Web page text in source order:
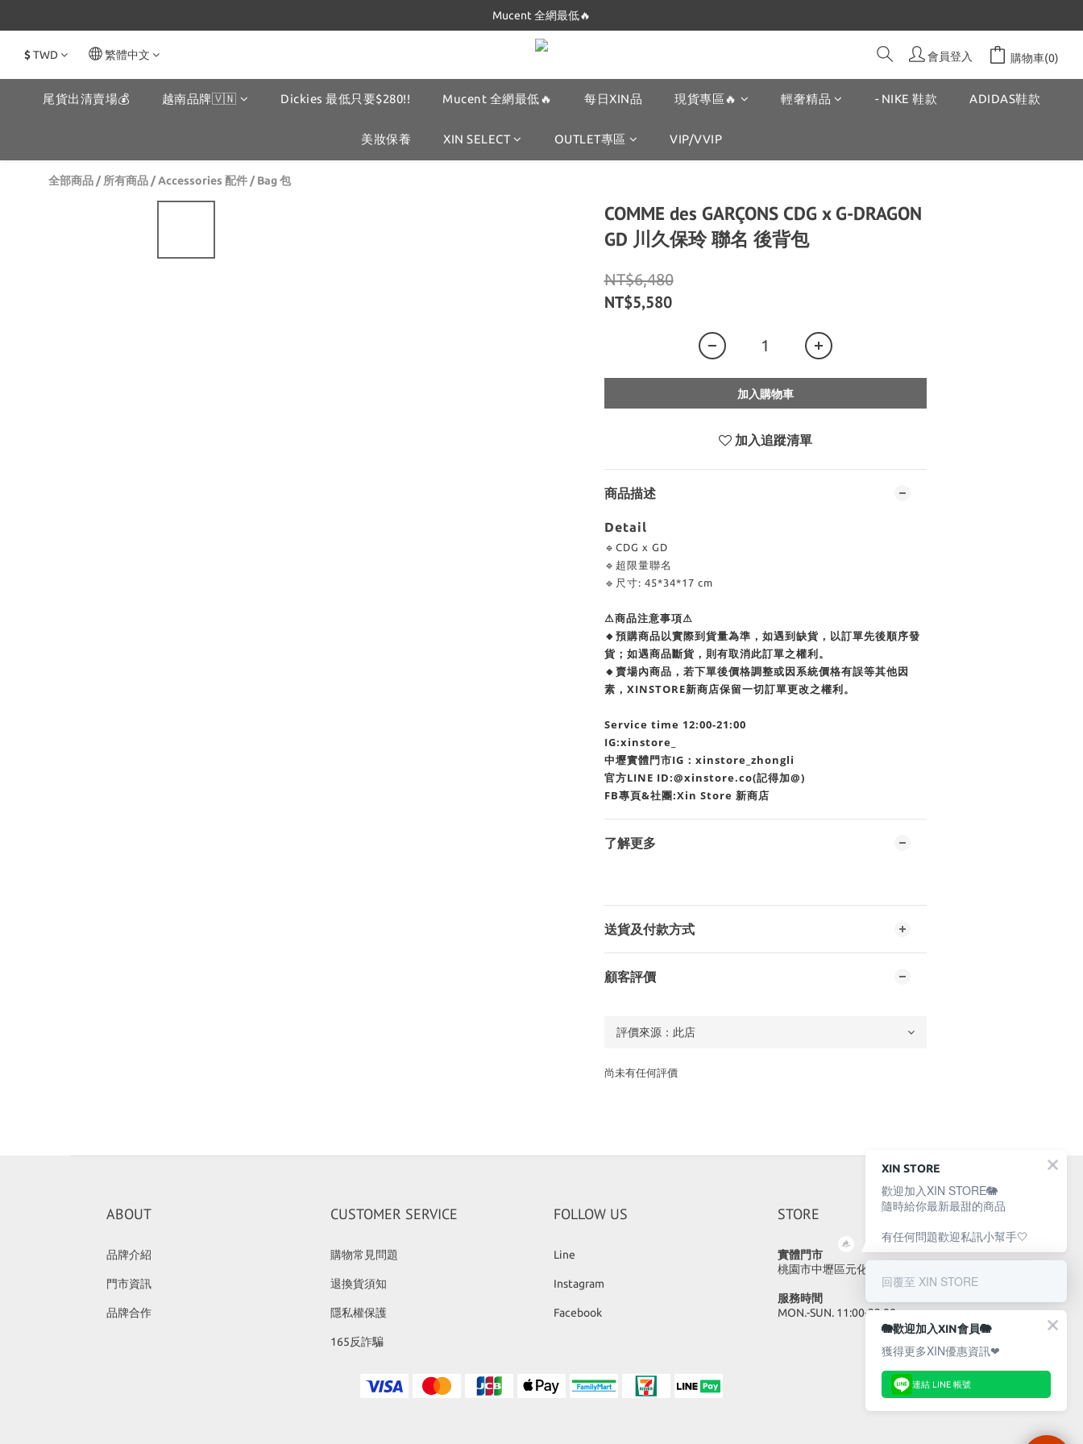
Dickies 最低$280起🔥
Mucent 全網最低🔥
Dickies 最低$280起🔥
$TWD 繁體中文 會員登入 購物車(0)
尾貨出清賣場💰 越南品牌🇻🇳 Dickies 最低只要$280!! Mucent 全網最低🔥 每日XIN品 現貨專區🔥 輕奢精品 - NIKE 鞋款 ADIDAS鞋款
美妝保養 XIN SELECT OUTLET專區 VIP/VVIP
全部商品 /所有商品 /Accessories 配件 /Bag 包
COMME des GARÇONS CDG x G-DRAGON
GD 川久保玲 聯名 後背包
NT$6,480
NT$5,580
加入購物車
加入追蹤清單
商品描述
Detail
🔹CDG x GD
🔹超限量聯名
🔹尺寸: 45*34*17 cm
⚠商品注意事項⚠
🔸預購商品以實際到貨量為準，如遇到缺貨，以訂單先後順序發
貨；如遇商品斷貨，則有取消此訂單之權利。
🔸賣場內商品，若下單後價格調整或因系統價格有誤等其他因
素，XINSTORE新商店保留一切訂單更改之權利。
Service time 12:00-21:00
IG:xinstore_
中壢實體門市IG：xinstore_zhongli
官方LINE ID:@xinstore.co(記得加@)
FB專頁&社團:Xin Store 新商店
了解更多
送貨及付款方式
顧客評價
尚未有任何評價
ABOUT
品牌介紹
門市資訊
品牌合作
CUSTOMER SERVICE
購物常見問題
退換貨須知
隱私權保護
165反詐騙
FOLLOW US
Line
Instagram
Facebook
STORE
實體門市
桃園市中壢區元化路23號
服務時間
MON.-SUN. 11:00-22:00
XIN STORE
歡迎加入XIN STORE🐘
隨時給你最新最甜的商品
有任何問題歡迎私訊小幫手🤍
回覆至 XIN STORE
🐘歡迎加入XIN會員🐘
獲得更多XIN優惠資訊❤
連結 LINE 帳號